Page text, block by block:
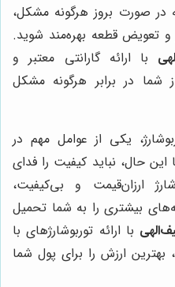
در صورت بروز هرگونه مشکل،
و تعویض قطعه بهره‌مند شوید.
با ارائه گارانتی معتبر و
در برابر هرگونه مشکل
یکی از عوامل مهم در
حال، نباید کیفیت را فدای
ارزان‌قیمت و بی‌کیفیت،
بیشتری را به شما تحمیل
با ارائه توربوشارژهای با
ارزش را برای پول شما